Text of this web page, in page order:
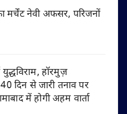
मर्चेंट नेवी अफसर, परिजनों
हॉरमुज़
दिन से जारी तनाव पर
में होगी अहम वार्ता